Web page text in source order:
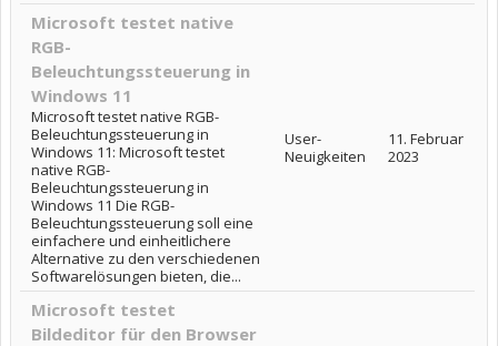
Microsoft testet native
RGB-
Beleuchtungssteuerung in
Windows 11
Microsoft testet native RGB-
Beleuchtungssteuerung in
Windows 11: Microsoft testet
native RGB-
Beleuchtungssteuerung in
Windows 11 Die RGB-
Beleuchtungssteuerung soll eine
einfachere und einheitlichere
Alternative zu den verschiedenen
Softwarelösungen bieten, die...
User-
Neuigkeiten
11. Februar
2023
Microsoft testet
Bildeditor für den Browser